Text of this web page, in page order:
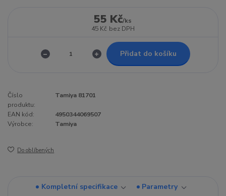
55 Kč/ks
45 Kč bez DPH
Přidat do košíku
Číslo
produktu:
Tamiya 81701
EAN kód:
4950344069507
Výrobce:
Tamiya
Do oblíbených
Kompletní specifikace
Parametry